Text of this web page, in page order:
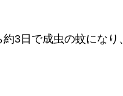
3日で成虫の蚊になり